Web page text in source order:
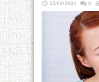
15/04/2024 0